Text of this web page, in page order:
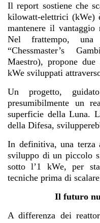
Il report sostiene che
kilowatt-elettrici (kWe)
mantenere il
Nel frattempo, una
“Chessmaster’s
Maestro), propone
kWe sviluppati
Un progetto,
presumibilmente un
superficie della Luna.
della Difesa,
In definitiva, una terza
sviluppo di un piccolo
sotto l’1 kWe, per
tecniche prima di
Il futuro
A differenza dei